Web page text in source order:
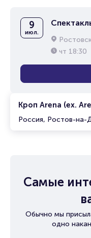
Кроп Arena (ex.
Россия, Ростов-на-
9
июл.
чт 18:30
Самые
Обычно мы
одно